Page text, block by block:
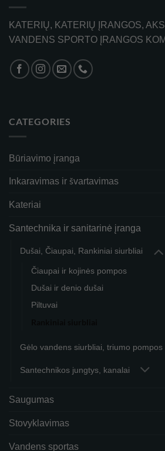
KATERIŲ, KATERIŲ ĮRANGOS,
VANDENS SPORTO ĮRANGOS
CATEGORIES
Būriavimo įranga
Inkaravimas ir švartavimas
Kateriai
Santechnika ir sanitarinė įranga
Dušai, Čiaupai, Rankiniai siurbliai
Čiaupai ir kojinės pompos
Dušai ir denio dušai
Piltuvai
Gėlo vandens siurbliai, triumo pompos
Santechnikos jungtys, kanalai
Saugumas
Stovyklavimas
Vandens sportas